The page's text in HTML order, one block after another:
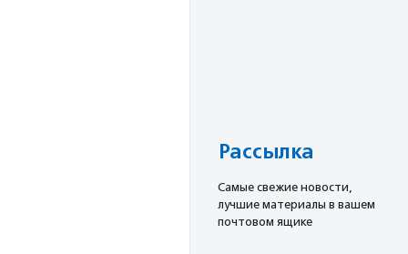
Рассылка
Cамые свежие новости,
лучшие материалы в вашем
почтовом ящике